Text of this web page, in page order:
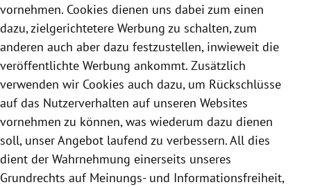
vornehmen. Cookies dienen uns dabei zum einen
dazu, zielgerichtetere Werbung zu schalten, zum
anderen auch aber dazu festzustellen, inwieweit die
veröffentlichte Werbung ankommt. Zusätzlich
verwenden wir Cookies auch dazu, um Rückschlüsse
auf das Nutzerverhalten auf unseren Websites
vornehmen zu können, was wiederum dazu dienen
soll, unser Angebot laufend zu verbessern. All dies
dient der Wahrnehmung einerseits unseres
Grundrechts auf Meinungs- und Informationsfreiheit,